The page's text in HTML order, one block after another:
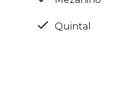
Quintal